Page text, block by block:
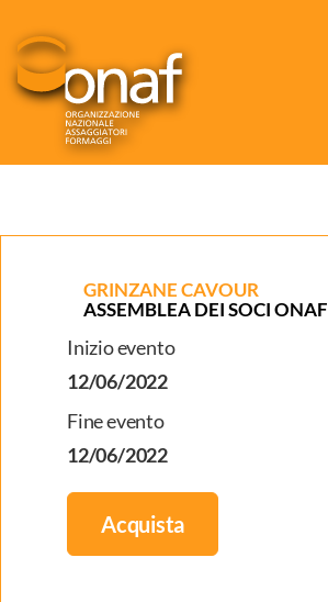
GRINZANE CAVOUR
ASSEMBLEA DEI SOCI ONAF
Inizio evento
12/06/2022
Fine evento
12/06/2022
Acquista